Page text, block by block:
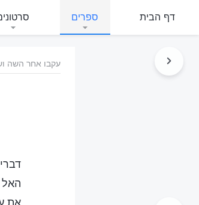
דף הבית ספרים
עקבו אחר השה
האל
את